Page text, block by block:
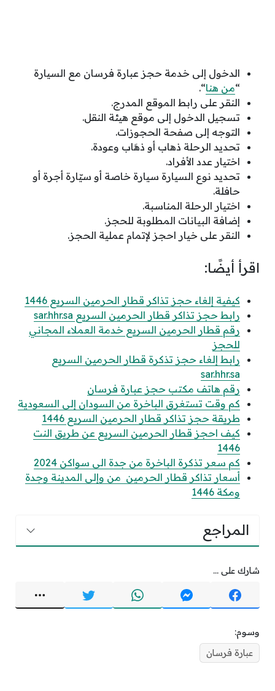
الدخول إلى خدمة حجز عبارة فرسان مع السيارة
“من هنا“.
النقر على رابط الموقع المدرج.
تسجيل الدخول إلى موقع هيئة النقل.
التوجه إلى صفحة الحجوزات.
تحديد الرحلة ذهاب أو ذهَاب وعودة.
اختيار عدد الأفراد.
تحديد نوع السيارة سيارة خاصة أو سيّارة أجرة أو
حافلة.
اختيار الرحلة المناسبة.
إضافة البيانات المطلوبة للحجز.
النقر على خيار احجز لإتمام عملية الحجز.
اقرأ أيضًا:
كيفية إلغاء حجز تذاكر قطار الحرمين السريع 1446
رابط حجز تذاكر قطار الحرمين السريع sar.hhr.sa
رقم قطار الحرمين السريع خدمة العملاء المجاني
للحجز
رابط إلغاء حجز تذكرة قطار الحرمين السريع
sar.hhr.sa
رقم هاتف مكتب حجز عبارة فرسان
​​​​​​​كم وقت تستغرق الباخرة من السودان إلى السعودية
طريقة حجز تذاكر قطار الحرمين السريع 1446
كيف احجز قطار الحرمين السريع عن طريق النت
1446
كم سعر تذكرة الباخرة من جدة الى سواكن 2024
أسعار تذاكر قطار الحرمين من وإلى المدينة وجدة
ومكة 1446
المراجع
شارك على ...
وسوم:
عبارة فرسان